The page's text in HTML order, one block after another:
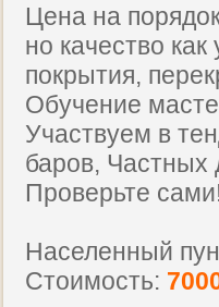
Цена на
но качество
покрытия,
Обучение
Участвуем в
баров,
Проверьте
Населенный
Стоимость: